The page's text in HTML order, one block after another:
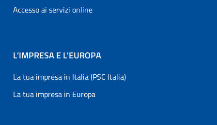
Accesso ai servizi online
L’IMPRESA E L'EUROPA
La tua impresa in Italia (PSC Italia)
La tua impresa in Europa